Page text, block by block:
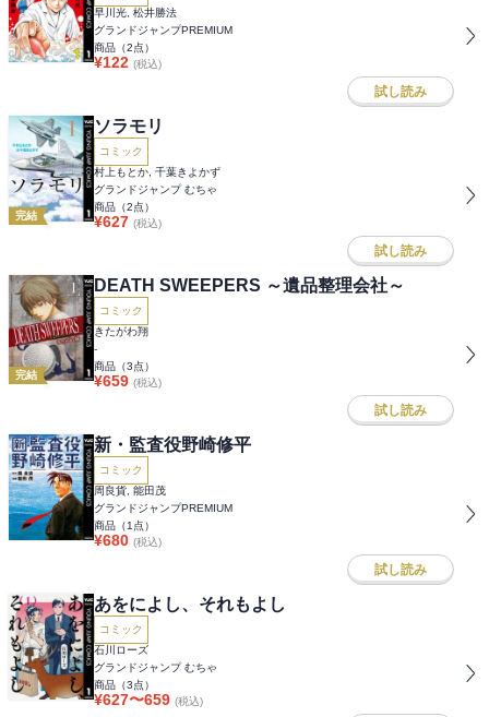
早川光, 松井勝法
グランドジャンプPREMIUM
商品（2点）
¥122 (税込)
試し読み
完結
ソラモリ
コミック
村上もとか, 千葉きよかず
グランドジャンプ むちゃ
商品（2点）
¥627 (税込)
試し読み
完結
DEATH SWEEPERS ～遺品整理会社～
コミック
きたがわ翔
-
商品（3点）
¥659 (税込)
試し読み
新・監査役野崎修平
コミック
周良貨, 能田茂
グランドジャンプPREMIUM
商品（1 点）
¥680 (税込)
試し読み
あをによし、それもよし
コミック
石川ローズ
グランドジャンプ むちゃ
商品（3点）
¥627〜659 (税込)